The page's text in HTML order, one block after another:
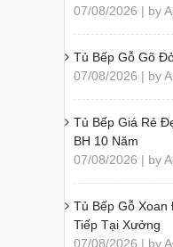
07/08/2026 | by
Tủ Bếp Gỗ Gõ
07/08/2026 | by
Tủ Bếp Giá Rẻ
BH 10 Năm
07/08/2026 | by
Tủ Bếp Gỗ
Tiếp Tại Xưởng
07/08/2026 | by